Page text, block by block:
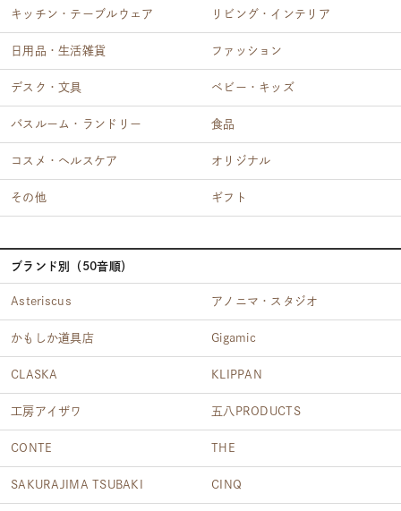
キッチン・テーブルウェア リビング・インテリア
日用品・生活雑貨 ファッション
デスク・文具 ベビー・キッズ
バスルーム・ランドリー 食品
コスメ・ヘルスケア オリジナル
その他 ギフト
ブランド別（50音順）
Asteriscus アノニマ・スタジオ
かもしか道具店 Gigamic
CLASKA KLIPPAN
工房アイザワ 五八PRODUCTS
CONTE THE
SAKURAJIMA TSUBAKI CINQ